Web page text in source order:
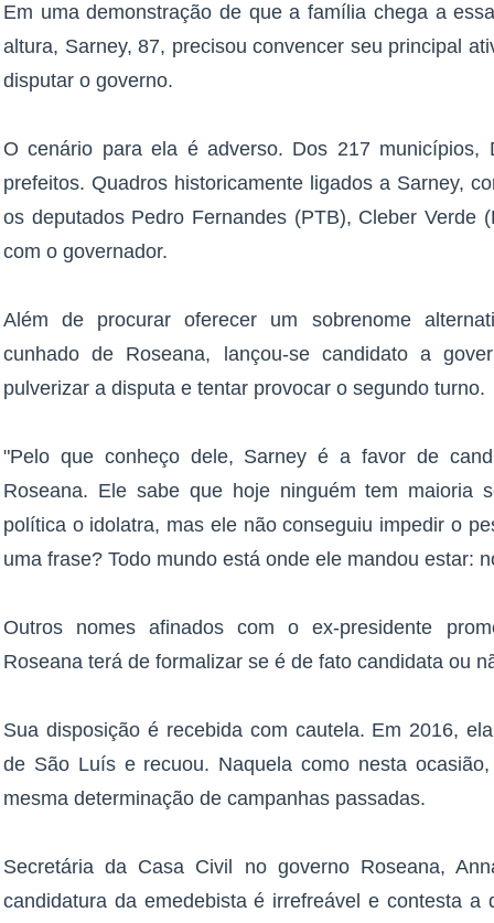
Em uma demonstração de que a família chega a
altura, Sarney, 87, precisou convencer seu principal
disputar o governo.
O cenário para ela é adverso. Dos 217
prefeitos. Quadros historicamente ligados a Sarney,
os deputados Pedro Fernandes (PTB), Cleber Verde
com o governador.
Além de procurar oferecer um sobrenome
cunhado de Roseana, lançou-se candidato a
pulverizar a disputa e tentar provocar o segundo turno.
"Pelo que conheço dele, Sarney é a favor de
Roseana. Ele sabe que hoje ninguém tem maioria
política o idolatra, mas ele não conseguiu impedir o
uma frase? Todo mundo está onde ele mandou estar:
Outros nomes afinados com o ex-presidente
Roseana terá de formalizar se é de fato candidata ou
Sua disposição é recebida com cautela. Em 2016,
de São Luís e recuou. Naquela como nesta
mesma determinação de campanhas passadas.
Secretária da Casa Civil no governo Roseana,
candidatura da emedebista é irrefreável e contesta a